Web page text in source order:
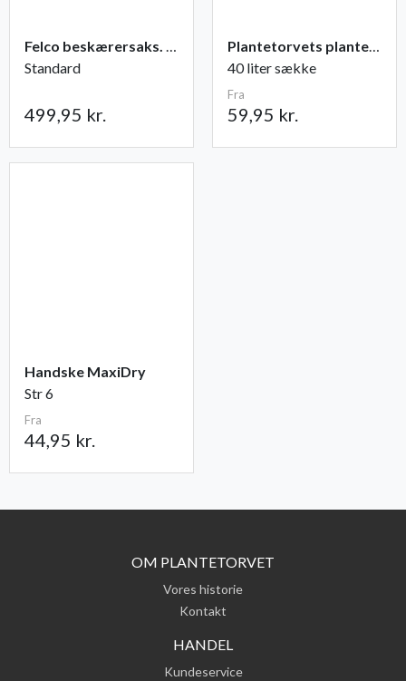
Felco beskærersaks. nr. 2
Standard
499,95 kr.
Plantetorvets plantejord
40 liter sække
Fra
59,95 kr.
Handske MaxiDry
Str 6
Fra
44,95 kr.
OM PLANTETORVET
Vores historie
Kontakt
HANDEL
Kundeservice